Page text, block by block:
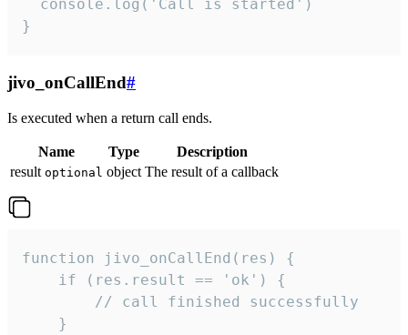
  console.log('Call is started')
}
jivo_onCallEnd#
Is executed when a return call ends.
Name Type
Description
result optional object The result of a callback
function jivo_onCallEnd(res) {
    if (res.result == 'ok') {
        // call finished successfully
    }